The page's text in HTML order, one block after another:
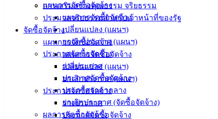
แผนการจัดซื้อจัดจ้าง
แผนการจัดซื้อจัดจ้าง
เปลี่ยนแปลง (แผนฯ)
ยกเลิกประกาศ (แผนฯ)
ประกาศจัดซื้อจัดจ้าง
ร่างประกาศ
ประกาศจัดซื้อจัดจ้าง
ประกาศราคากลาง
ยกเลิกประกาศ (จัดซื้อจัดจ้าง)
ผลการจัดซื้อจัดจ้าง
การเสริมสร้างคุณธรรม จริยธรรม
ประมวลจริยธรรมสำหรับเจ้าหน้าที่ของรัฐ
จัดซื้อจัดจ้าง
แผนการจัดซื้อจัดจ้าง
แผนการจัดซื้อจัดจ้าง
เปลี่ยนแปลง (แผนฯ)
ยกเลิกประกาศ (แผนฯ)
ประกาศจัดซื้อจัดจ้าง
ร่างประกาศ
ประกาศจัดซื้อจัดจ้าง
เทศบาล
สายตรง
เทศบาล
และ